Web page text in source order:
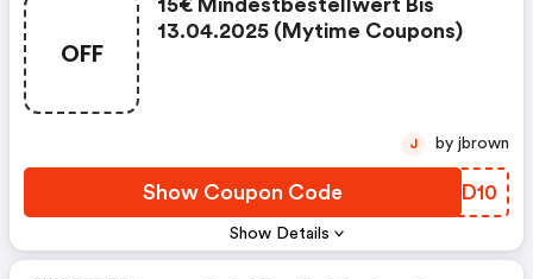
OFF
Show Details
15€ Mindestbestellwert Bis
13.04.2025 (mytime Coupons)
Show Coupon Code RFZD10
J by jbrown